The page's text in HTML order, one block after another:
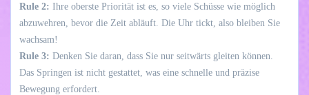
Rule 2: Ihre oberste Priorität ist es, so viele Schüsse wie möglich
abzuwehren, bevor die Zeit abläuft. Die Uhr tickt, also bleiben Sie
wachsam!
Rule 3: Denken Sie daran, dass Sie nur seitwärts gleiten können.
Das Springen ist nicht gestattet, was eine schnelle und präzise
Bewegung erfordert.